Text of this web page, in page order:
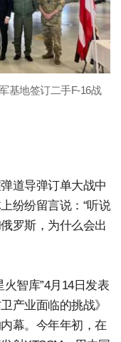
基地签订二手F-16战
道导弹订单大战中
纷纷留言说：“听说
罗斯，为什么会出
智库”4月14日发表
产业面临的挑战》
幕。今年年初，在